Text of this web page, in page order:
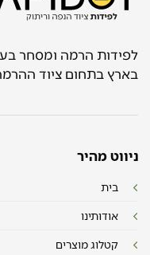
לפידות הרמה ומסחר
בארץ בתחום ציוד
ניווט מהיר
בית
אודותינו
קטלוג מוצרים